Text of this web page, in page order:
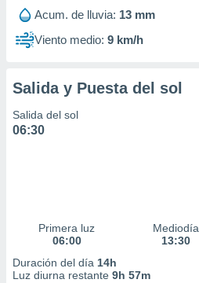
Acum. de lluvia: 13 mm
Viento medio: 9 km/h
Salida y Puesta del sol
Salida del sol
06:30
Primera luz
06:00
Mediodía
13:30
Duración del día 14h
Luz diurna restante 9h 57m